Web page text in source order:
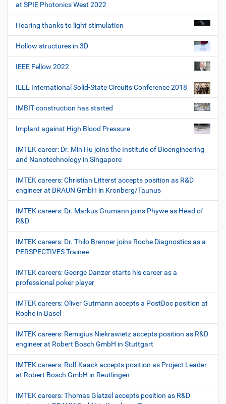
at SPIE Photonics West 2022
Hearing thanks to light stimulation
Hollow structures in 3D
IEEE Fellow 2022
IEEE International Solid-State Circuits Conference 2018
IMBIT construction has started
Implant against High Blood Pressure
IMTEK career: Dr. Min Hu joins the Institute of Bioengineering
and Nanotechnology in Singapore
IMTEK careers: Christian Litterst accepts position as R&D
engineer at BRAUN GmbH in Kronberg/Taunus
IMTEK careers: Dr. Markus Grumann joins Phywe as Head of
R&D
IMTEK careers: Dr. Thilo Brenner joins Roche Diagnostics as a
PERSPECTIVES Trainee
IMTEK careers: George Danzer starts his career as a
professional poker player
IMTEK careers: Oliver Gutmann accepts a PostDoc position at
Roche in Basel
IMTEK careers: Remigius Niekrawietz accepts position as R&D
engineer at Robert Bosch GmbH in Stuttgart
IMTEK careers: Rolf Kaack accepts position as Project Leader
at Robert Bosch GmbH in Reutlingen
IMTEK careers: Thomas Glatzel accepts position as R&D